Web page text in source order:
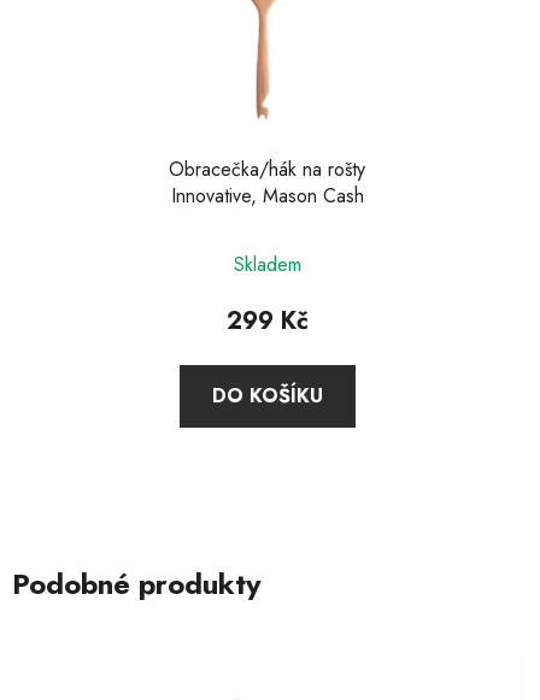
Obracečka/hák na rošty
Innovative, Mason Cash
Skladem
299 Kč
DO KOŠÍKU
Podobné produkty